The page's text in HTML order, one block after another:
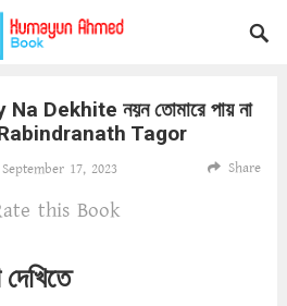
Dekhite নয়ন তোমারে পায় না
Rabindranath Tagor
September 17, 2023 Share
this Book